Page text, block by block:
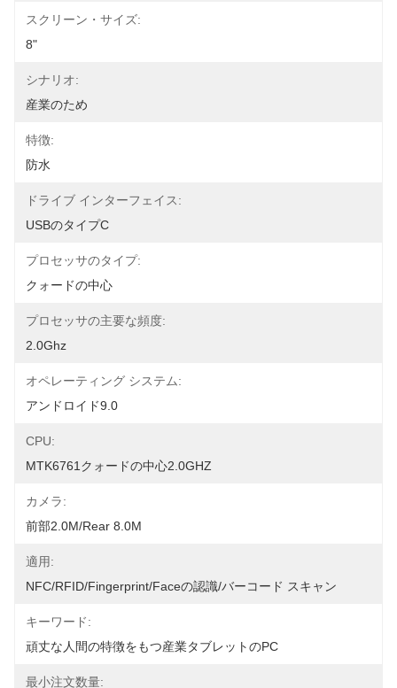
スクリーン・サイズ:
8"
シナリオ:
産業のため
特徴:
防水
ドライブ インターフェイス:
USBのタイプC
プロセッサのタイプ:
クォードの中心
プロセッサの主要な頻度:
2.0Ghz
オペレーティング システム:
アンドロイド9.0
CPU:
MTK6761クォードの中心2.0GHZ
カメラ:
前部2.0M/Rear 8.0M
適用:
NFC/RFID/fingerprint/Faceの認識/バーコード スキャン
キーワード:
頑丈な人間の特徴をもつ産業タブレットのPC
最小注文数量: